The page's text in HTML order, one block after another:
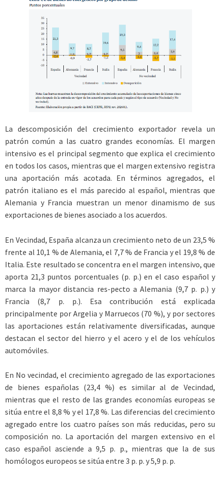
La descomposición del crecimiento exportador revela un
patrón común a las cuatro grandes economías. El margen
intensivo es el principal segmento que explica el crecimiento
en todos los casos, mientras que el margen extensivo registra
una aportación más acotada. En términos agregados, el
patrón italiano es el más parecido al español, mientras que
Alemania y Francia muestran un menor dinamismo de sus
exportaciones de bienes asociado a los acuerdos.
En Vecindad, España alcanza un crecimiento neto de un 23,5 %
frente al 10,1 % de Alemania, el 7,7 % de Francia y el 19,8 % de
Italia. Este resultado se concentra en el margen intensivo, que
aporta 21,3 puntos porcentuales (p. p.) en el caso español y
marca la mayor distancia res-pecto a Alemania (9,7 p. p.) y
Francia (8,7 p. p.). Esa contribución está explicada
principalmente por Argelia y Marruecos (70 %), y por sectores
las aportaciones están relativamente diversificadas, aunque
destacan el sector del hierro y el acero y el de los vehículos
automóviles.
En No vecindad, el crecimiento agregado de las exportaciones
de bienes españolas (23,4 %) es similar al de Vecindad,
mientras que el resto de las grandes economías europeas se
sitúa entre el 8,8 % y el 17,8 %. Las diferencias del crecimiento
agregado entre los cuatro países son más reducidas, pero su
composición no. La aportación del margen extensivo en el
caso español asciende a 9,5 p. p., mientras que la de sus
homólogos europeos se sitúa entre 3 p. p. y 5,9 p. p.